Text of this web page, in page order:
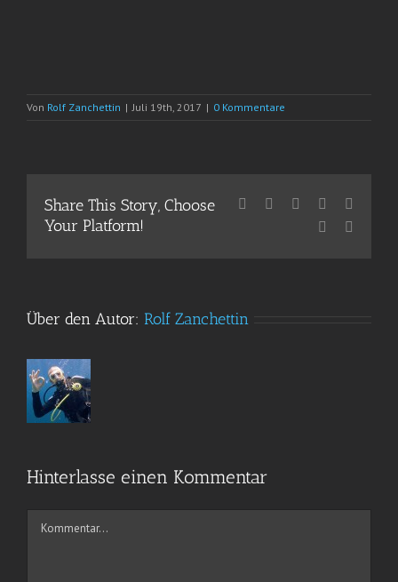
Von Rolf Zanchettin | Juli 19th, 2017 | 0 Kommentare
Share This Story, Choose
Your Platform!
Facebook Reddit LinkedIn
Pinterest
Über den Autor: Rolf Zanchettin
Hinterlasse einen Kommentar